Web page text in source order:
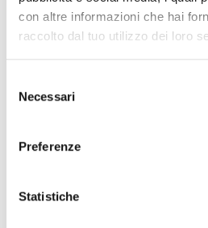
con altre informazioni che hai
raccolto dal tuo utilizzo dei loro
delNecessari
Preferenze
Statistiche